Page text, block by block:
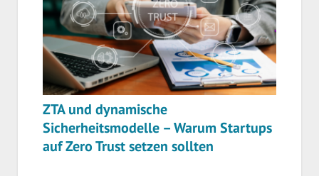
ZTA und dynamische
Sicherheitsmodelle – Warum Startups
auf Zero Trust setzen sollten